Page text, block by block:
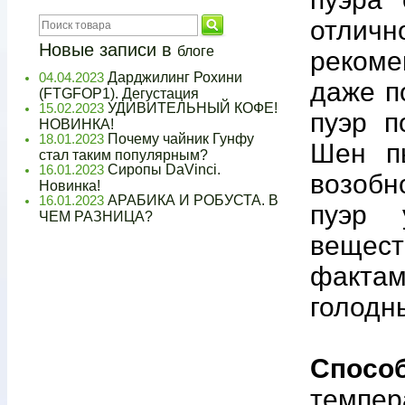
Новые записи в блоге
04.04.2023 Дарджилинг Рохини
(FTGFOP1). Дегустация
15.02.2023 УДИВИТЕЛЬНЫЙ КОФЕ!
НОВИНКА!
18.01.2023 Почему чайник Гунфу
стал таким популярным?
16.01.2023 Сиропы DaVinci.
Новинка!
16.01.2023 АРАБИКА И РОБУСТА. В
ЧЕМ РАЗНИЦА?
даже
пуэр
Шен
пуэр